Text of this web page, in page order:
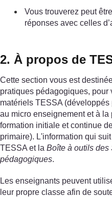
Vous trouverez peut
réponses avec celles
2. À propos de
Cette section vous est
pratiques pédagogiques,
matériels TESSA
au micro enseignement et à
formation initiale et continue
primaire). L'information qui
TESSA et la Boîte à outils des
pédagogiques.
Les enseignants peuvent
leur propre classe afin de